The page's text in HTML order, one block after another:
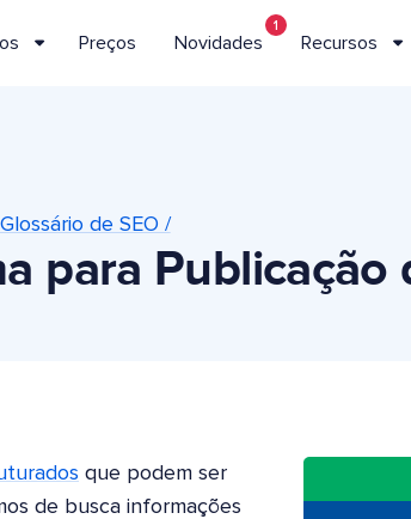
Preços Novidades
1
Recursos
Glossário de SEO /
para Publicação
que podem ser
de busca informações